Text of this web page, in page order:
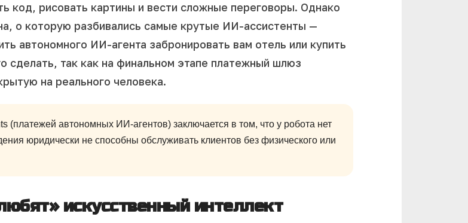
код, рисовать картины и вести сложные переговоры. Однако
о которую разбивались самые крутые ИИ-ассистенты —
автономного ИИ-агента забронировать вам отель или купить
так как на финальном этапе платежный шлюз
на реального человека.
(платежей автономных ИИ-агентов) заключается в том, что у робота нет
юридически не способны обслуживать клиентов без физического или
искусственный интеллект